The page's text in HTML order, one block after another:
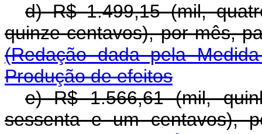
d) R$ 1.499,15 (mil,
quinze centavos), por
(Redação dada pela
Produção de efeitos
e) R$ 1.566,61 (mil,
sessenta e um centavos),